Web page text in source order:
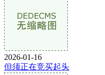
2026-01-16
但须正在竞买起头